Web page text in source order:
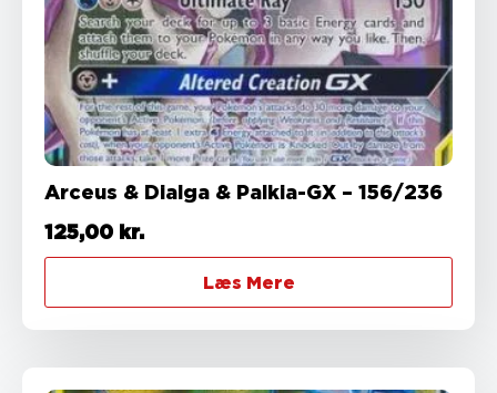
Arceus & Dialga & Palkia-GX – 156/236
125,00 kr.
Læs Mere